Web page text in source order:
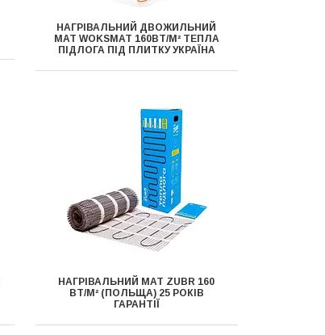
НАГРІВАЛЬНИЙ ДВОЖИЛЬНИЙ
МАТ WOKSMAT 160ВТ/М² ТЕПЛА
ПІДЛОГА ПІД ПЛИТКУ УКРАЇНА
НАГРІВАЛЬНИЙ МАТ ZUBR 160
ВТ/М² (ПОЛЬЩА) 25 РОКІВ
ГАРАНТІЇ